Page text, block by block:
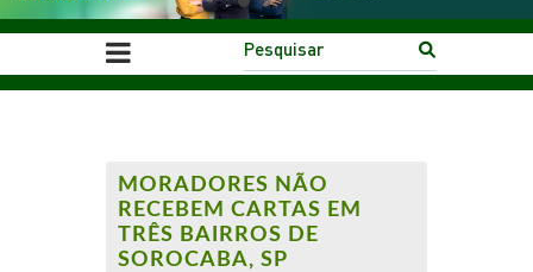
MORADORES NÃO
RECEBEM CARTAS EM
TRÊS BAIRROS DE
SOROCABA, SP